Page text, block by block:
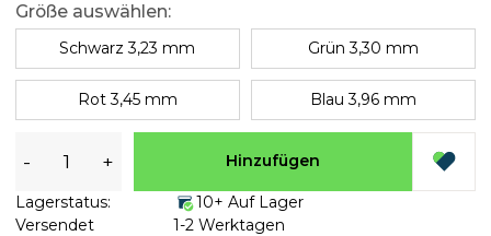
Größe auswählen:
Schwarz 3,23 mm Grün 3,30 mm
Rot 3,45 mm Blau 3,96 mm
- + Hinzufügen
Lagerstatus:
10+ Auf Lager
Versendet
1-2 Werktagen